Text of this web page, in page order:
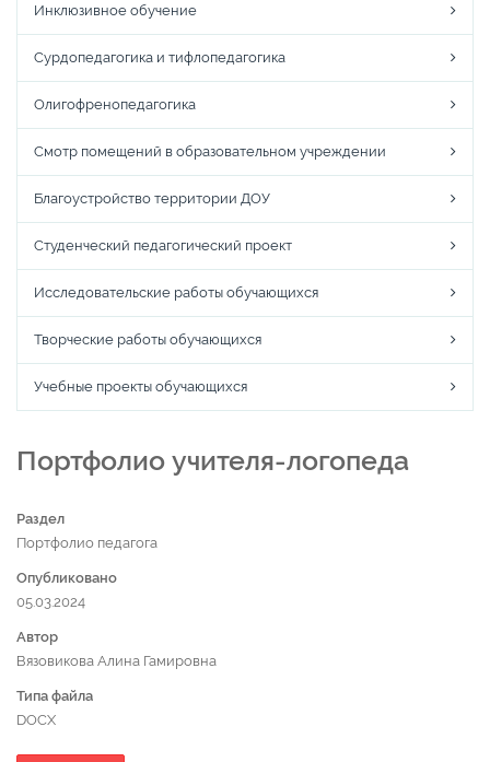
Инклюзивное обучение
Сурдопедагогика и тифлопедагогика
Олигофренопедагогика
Смотр помещений в образовательном учреждении
Благоустройство территории ДОУ
Студенческий педагогический проект
Исследовательские работы обучающихся
Творческие работы обучающихся
Учебные проекты обучающихся
Портфолио учителя-логопеда
Раздел
Портфолио педагога
Опубликовано
05.03.2024
Автор
Вязовикова Алина Гамировна
Типа файла
DOCX